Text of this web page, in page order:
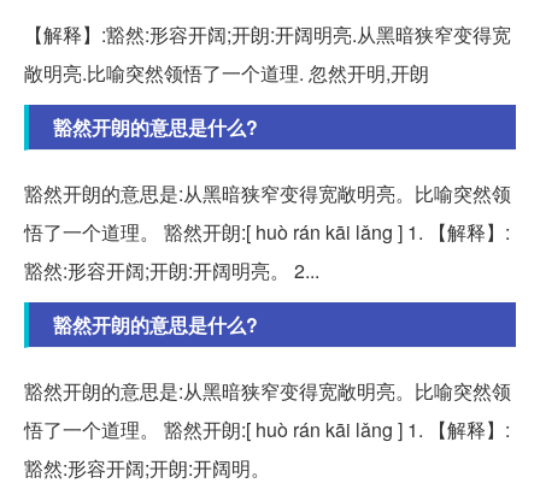
【解释】:豁然:形容开阔;开朗:开阔明亮.从黑暗狭窄变得宽
敞明亮.比喻突然领悟了一个道理. 忽然开明,开朗
豁然开朗的意思是什么?
豁然开朗的意思是:从黑暗狭窄变得宽敞明亮。比喻突然领
悟了一个道理。 豁然开朗:[ huò rán kāi lǎng ] 1. 【解释】:
豁然:形容开阔;开朗:开阔明亮。 2...
豁然开朗的意思是什么?
豁然开朗的意思是:从黑暗狭窄变得宽敞明亮。比喻突然领
悟了一个道理。 豁然开朗:[ huò rán kāi lǎng ] 1. 【解释】:
豁然:形容开阔;开朗:开阔明。